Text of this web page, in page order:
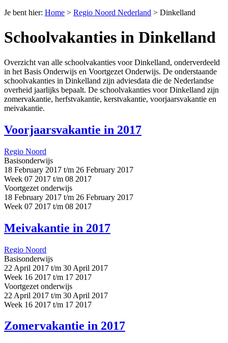
Je bent hier: Home > Regio Noord Nederland > Dinkelland
Schoolvakanties in Dinkelland
Overzicht van alle schoolvakanties voor Dinkelland, onderverdeeld
in het Basis Onderwijs en Voortgezet Onderwijs. De onderstaande
schoolvakanties in Dinkelland zijn adviesdata die de Nederlandse
overheid jaarlijks bepaalt. De schoolvakanties voor Dinkelland zijn
zomervakantie, herfstvakantie, kerstvakantie, voorjaarsvakantie en
meivakantie.
Voorjaarsvakantie in 2017
Regio Noord
Basisonderwijs
18 February 2017 t/m 26 February 2017
Week 07 2017 t/m 08 2017
Voortgezet onderwijs
18 February 2017 t/m 26 February 2017
Week 07 2017 t/m 08 2017
Meivakantie in 2017
Regio Noord
Basisonderwijs
22 April 2017 t/m 30 April 2017
Week 16 2017 t/m 17 2017
Voortgezet onderwijs
22 April 2017 t/m 30 April 2017
Week 16 2017 t/m 17 2017
Zomervakantie in 2017